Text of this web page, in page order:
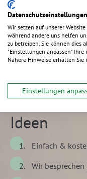
nach
Ideen
Einfach &
Wir
Datenschutzeinstellungen
Wir setzen auf unserer
während andere uns helfen
zu betreiben. Sie können dies
"Einstellungen anpassen"
Nähere Hinweise erhalten Sie
Einstellungen